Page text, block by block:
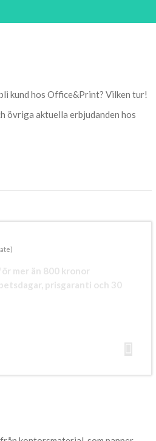
kund hos Office&Print? Vilken tur!
övriga aktuella erbjudanden hos
mer än 800 kronor
prisgaranti och 30